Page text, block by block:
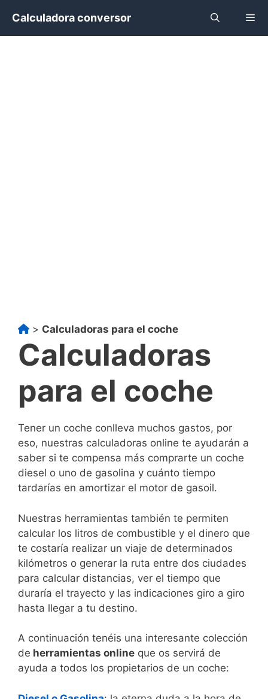
contenido
Calculadora conversor
> Calculadoras para el coche
Calculadoras
para el coche
Tener un coche conlleva muchos gastos, por
eso, nuestras calculadoras online te ayudarán a
saber si te compensa más comprarte un coche
diesel o uno de gasolina y cuánto tiempo
tardarías en amortizar el motor de gasoil.
Nuestras herramientas también te permiten
calcular los litros de combustible y el dinero que
te costaría realizar un viaje de determinados
kilómetros o generar la ruta entre dos ciudades
para calcular distancias, ver el tiempo que
duraría el trayecto y las indicaciones giro a giro
hasta llegar a tu destino.
A continuación tenéis una interesante colección
de herramientas online que os servirá de
ayuda a todos los propietarios de un coche: